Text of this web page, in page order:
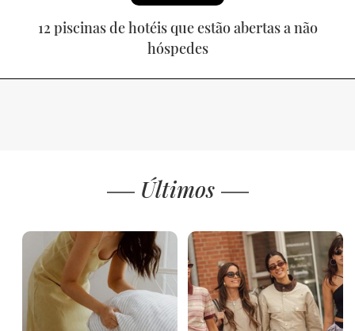
12 piscinas de hotéis que estão abertas a não
hóspedes
Últimos